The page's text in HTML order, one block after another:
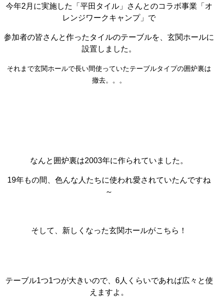
今年2月に実施した「平田タイル」さんとのコラボ事業「オ
レンジワークキャンプ」で
参加者の皆さんと作ったタイルのテーブルを、玄関ホールに
設置しました。
それまで玄関ホールで長い間使っていたテーブルタイプの囲炉裏は
撤去。。。
なんと囲炉裏は2003年に作られていました。
19年もの間、色んな人たちに使われ愛されていたんですね
～
そして、新しくなった玄関ホールがこちら！
テーブル1つ1つが大きいので、6人くらいであれば広々と使
えますよ。